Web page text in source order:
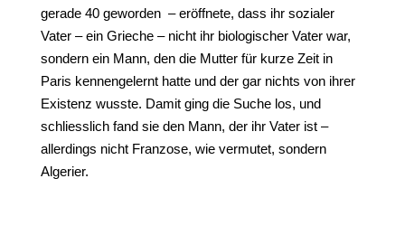
gerade 40 geworden – eröffnete, dass ihr sozialer
Vater – ein Grieche – nicht ihr biologischer Vater war,
sondern ein Mann, den die Mutter für kurze Zeit in
Paris kennengelernt hatte und der gar nichts von ihrer
Existenz wusste. Damit ging die Suche los, und
schliesslich fand sie den Mann, der ihr Vater ist –
allerdings nicht Franzose, wie vermutet, sondern
Algerier.